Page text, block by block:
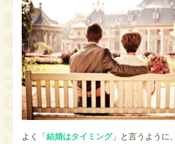
よく「結婚はタイミング」と言うように